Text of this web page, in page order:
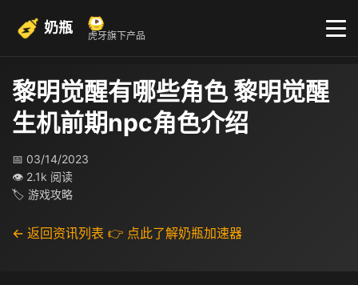
奶瓶 虎牙旗下产品
黎明觉醒有哪些角色 黎明觉醒
生机前期npc角色介绍
📅 03/14/2023
👁 2.1k 阅读
🏷 游戏攻略
← 返回资讯列表 👉 点此了解奶瓶加速器